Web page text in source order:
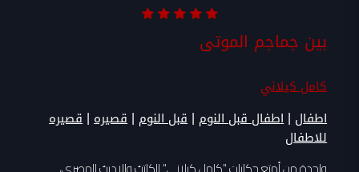
بين جماجم الموتى
كامل كيلاني
اطفال |اطفال قبل النوم |قبل النوم |قصيره|قصيره
للاطفال